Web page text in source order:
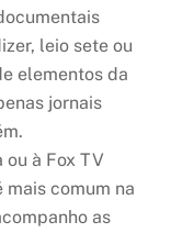
leio sete ou
elementos da
jornais
ou à Fox TV
mais comum na
as